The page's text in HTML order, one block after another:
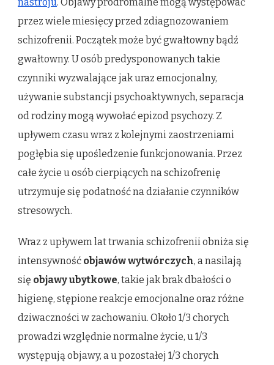
przez wiele miesięcy przed zdiagnozowaniem
schizofrenii. Początek może być gwałtowny bądź
gwałtowny. U osób predysponowanych takie
czynniki wyzwalające jak uraz emocjonalny,
używanie substancji psychoaktywnych, separacja
od rodziny mogą wywołać epizod psychozy. Z
upływem czasu wraz z kolejnymi zaostrzeniami
pogłębia się upośledzenie funkcjonowania. Przez
całe życie u osób cierpiących na schizofrenię
utrzymuje się podatność na działanie czynników
stresowych.
Wraz z upływem lat trwania schizofrenii obniża się
intensywność objawów wytwórczych, a nasilają
się objawy ubytkowe, takie jak brak dbałości o
higienę, stępione reakcje emocjonalne oraz różne
dziwaczności w zachowaniu. Około 1/3 chorych
prowadzi względnie normalne życie, u 1/3
występują objawy, a u pozostałej 1/3 chorych